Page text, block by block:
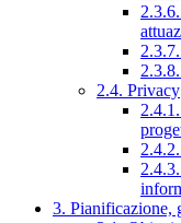
2.4. Privacy
3. Pianificazione,